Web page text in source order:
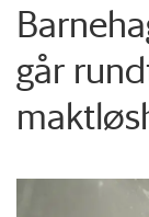
går